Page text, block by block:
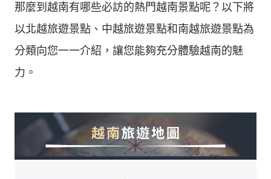
那麼到越南有哪些必訪的熱門越南景點呢？以下將
以北越旅遊景點、中越旅遊景點和南越旅遊景點為
分類向您一一介紹，讓您能夠充分體驗越南的魅
力。